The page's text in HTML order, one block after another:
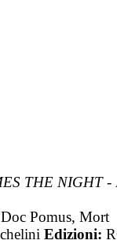
THE NIGHT -
Pomus, Mort
Edizioni: